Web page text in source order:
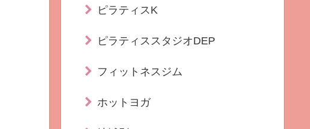
ピラティスK
ピラティススタジオDEP
フィットネスジム
ホットヨガ